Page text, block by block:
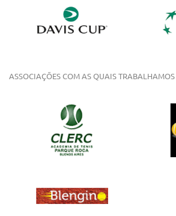
ASSOCIAÇÕES COM AS QUAIS TRABALHAMOS